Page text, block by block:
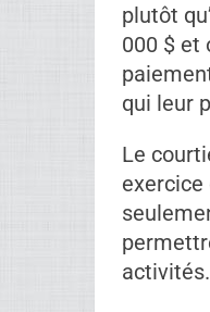
plutôt
000 $ et
qui leur
Le
exercice
activités.